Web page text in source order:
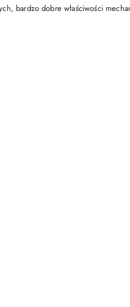
bardzo dobre właściwości